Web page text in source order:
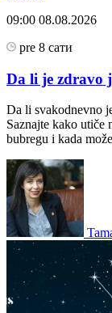
09:00 08.08.2026
pre 8 сати
Da li je zdravo
Da li svakodnevno
Saznajte kako utiče
bubregu i kada